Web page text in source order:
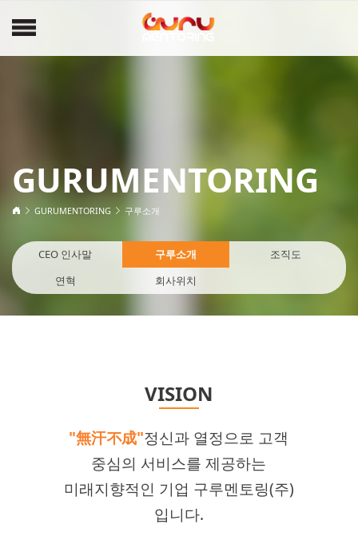
GURUMENTORING
GURUMENTORING 구루소개
CEO 인사말 구루소개
조직도
연혁
회사위치
VISION
"無汗不成"정신과 열정으로 고객
중심의 서비스를 제공하는
미래지향적인 기업 구루멘토링(주)
입니다.